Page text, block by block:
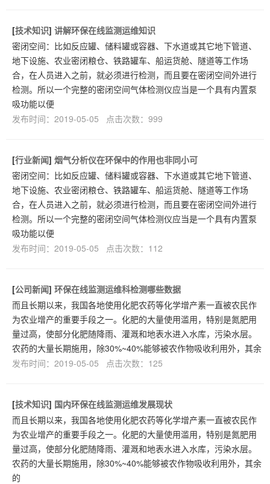
[技术知识] 讲解环保在线监测运维知识
密闭空间：比如反应罐、储料罐或容器、下水道或其它地下管道、
地下设施、农业密闭粮仓、铁路罐车、船运货舱、隧道等工作场
合，在人员进入之前，就必须进行检测，而且要在密闭空间外进行
检测。所以一个完整的密闭空间气体检测仪应当是一个具有内置泵
吸功能以便
发布时间：2019-05-05 点击次数：999
[行业新闻] 烟气分析仪在环保中的作用也非同小可
密闭空间：比如反应罐、储料罐或容器、下水道或其它地下管道、
地下设施、农业密闭粮仓、铁路罐车、船运货舱、隧道等工作场
合，在人员进入之前，就必须进行检测，而且要在密闭空间外进行
检测。所以一个完整的密闭空间气体检测仪应当是一个具有内置泵
吸功能以便
发布时间：2019-05-05 点击次数：112
[公司新闻] 环保在线监测运维科检测哪些数据
而且长期以来，我国各地使用化肥农药等化学增产素一直被农民作
为农业增产的重要手段之一。化肥的大量使用滥用，特别是氮肥用
量过高，使部分化肥随降雨、灌溉和地表水进入水库，污染水层。
农药的大量长期施用，除30%~40%能够被农作物吸收利用外，其余
发布时间：2019-05-05 点击次数：125
[技术知识] 国内环保在线监测运维发展现状
而且长期以来，我国各地使用化肥农药等化学增产素一直被农民作
为农业增产的重要手段之一。化肥的大量使用滥用，特别是氮肥用
量过高，使部分化肥随降雨、灌溉和地表水进入水库，污染水层。
农药的大量长期施用，除30%~40%能够被农作物吸收利用外，其余
的